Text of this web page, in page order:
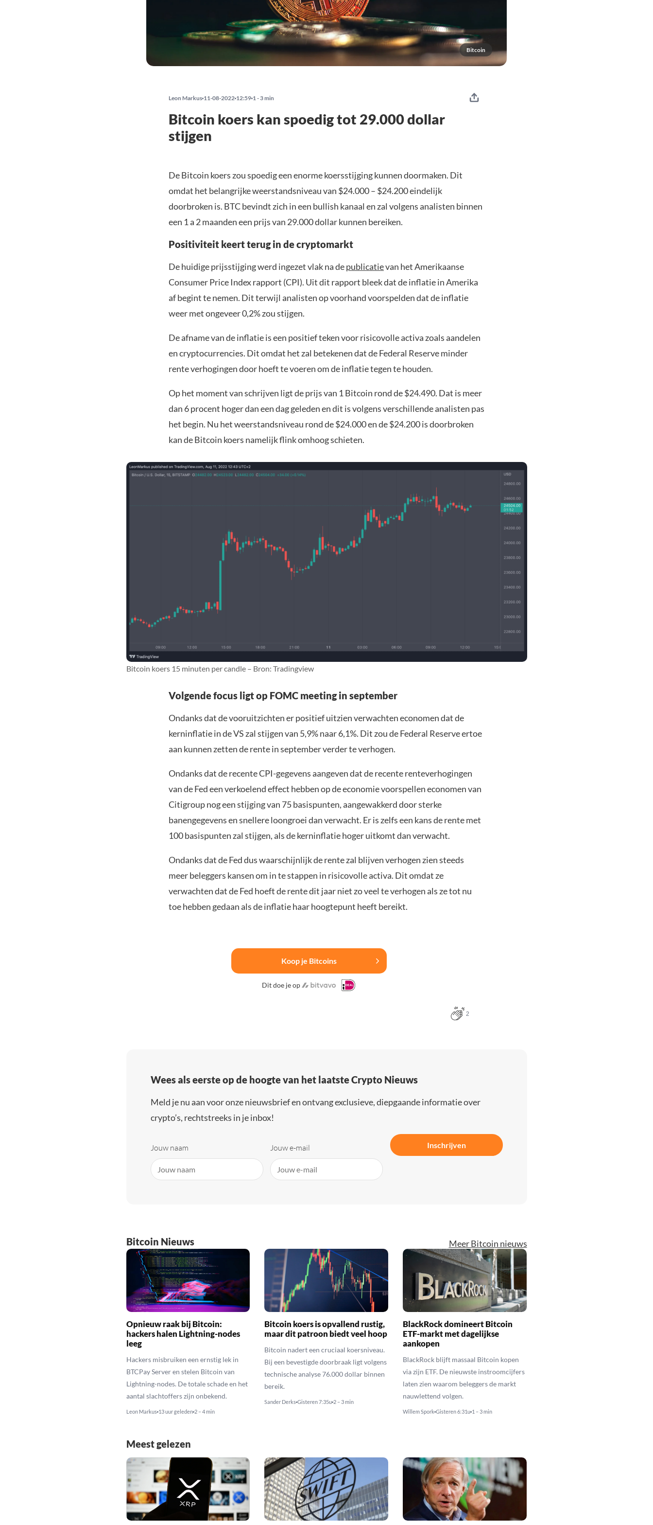
Bitcoin
Leon Markus 11-08-2022 12:59 1 - 3 min
Bitcoin koers kan spoedig tot 29.000 dollar
stijgen
De Bitcoin koers zou spoedig een enorme koersstijging kunnen doormaken. Dit
omdat het belangrijke weerstandsniveau van $24.000 – $24.200 eindelijk
doorbroken is. BTC bevindt zich in een bullish kanaal en zal volgens analisten binnen
een 1 a 2 maanden een prijs van 29.000 dollar kunnen bereiken.
Positiviteit keert terug in de cryptomarkt
De huidige prijsstijging werd ingezet vlak na depublicatievan het Amerikaanse
Consumer Price Index rapport (CPI). Uit dit rapport bleek dat de inflatie in Amerika
af begint te nemen. Dit terwijl analisten op voorhand voorspelden dat de inflatie
weer met ongeveer 0,2% zou stijgen.
De afname van de inflatie is een positief teken voor risicovolle activa zoals aandelen
en cryptocurrencies. Dit omdat het zal betekenen dat de Federal Reserve minder
rente verhogingen door hoeft te voeren om de inflatie tegen te houden.
Op het moment van schrijven ligt de prijs van 1 Bitcoin rond de $24.490. Dat is meer
dan 6 procent hoger dan een dag geleden en dit is volgens verschillende analisten pas
het begin. Nu het weerstandsniveau rond de $24.000 en de $24.200 is doorbroken
kan de Bitcoin koers namelijk flink omhoog schieten.
Bitcoin koers 15 minuten per candle – Bron: Tradingview
Volgende focus ligt op FOMC meeting in september
Ondanks dat de vooruitzichten er positief uitzien verwachten economen dat de
kerninflatie in de VS zal stijgen van 5,9% naar 6,1%. Dit zou de Federal Reserve ertoe
aan kunnen zetten de rente in september verder te verhogen.
Ondanks dat de recente CPI-gegevens aangeven dat de recente renteverhogingen
van de Fed een verkoelend effect hebben op de economie voorspellen economen van
Citigroup nog een stijging van 75 basispunten, aangewakkerd door sterke
banengegevens en snellere loongroei dan verwacht. Er is zelfs een kans de rente met
100 basispunten zal stijgen, als de kerninflatie hoger uitkomt dan verwacht.
Ondanks dat de Fed dus waarschijnlijk de rente zal blijven verhogen zien steeds
meer beleggers kansen om in te stappen in risicovolle activa. Dit omdat ze
verwachten dat de Fed hoeft de rente dit jaar niet zo veel te verhogen als ze tot nu
toe hebben gedaan als de inflatie haar hoogtepunt heeft bereikt.
Koop je Bitcoins
Dit doe je op
2
Wees als eerste op de hoogte van het laatste Crypto Nieuws
Meld je nu aan voor onze nieuwsbrief en ontvang exclusieve, diepgaande informatie over
crypto’s, rechtstreeks in je inbox!
Jouw naam Jouw e-mail Inschrijven
Bitcoin Nieuws Meer Bitcoin nieuws
Opnieuw raak bij Bitcoin:
hackers halen Lightning-nodes
leeg
Hackers misbruiken een ernstig lek in
BTCPay Server en stelen Bitcoin van
Lightning-nodes. De totale schade en het
aantal slachtoffers zijn onbekend.
Leon Markus 13 uur geleden 2 – 4 min
Bitcoin koers is opvallend rustig,
maar dit patroon biedt veel hoop
Bitcoin nadert een cruciaal koersniveau.
Bij een bevestigde doorbraak ligt volgens
technische analyse 76.000 dollar binnen
bereik.
Sander Derks Gisteren 7:35u 2 – 3 min
BlackRock domineert Bitcoin
ETF-markt met dagelijkse
aankopen
BlackRock blijft massaal Bitcoin kopen
via zijn ETF. De nieuwste instroomcijfers
laten zien waarom beleggers de markt
nauwlettend volgen.
Willem Spork Gisteren 6:31u 1 – 3 min
Meest gelezen